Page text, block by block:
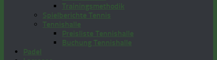
Trainingsmethodik
Spielberichte Tennis
Tennishalle
Preisliste Tennishalle
Buchung Tennishalle
Padel